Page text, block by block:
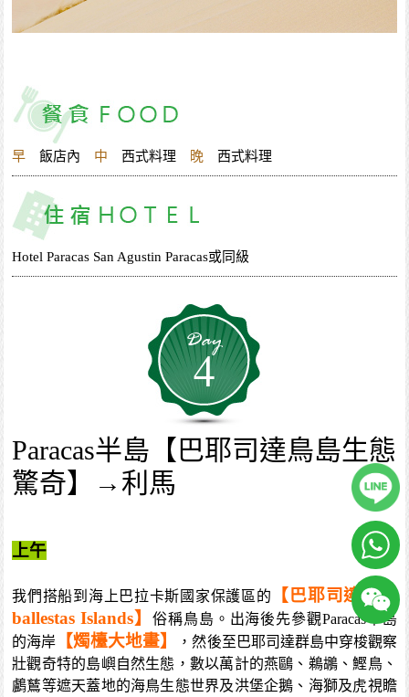
早 飯店內 中 西式料理 晚 西式料理
Hotel Paracas San Agustin Paracas或同級
4
Paracas半島【巴耶司達鳥島生態
驚奇】→利馬
上午
我們搭船到海上巴拉卡斯國家保護區的
【巴耶司達群島
ballestas Islands】
俗稱鳥島。出海後先參觀Paracas半島
的海岸
【燭檯大地畫】
，然後至巴耶司達群島中穿梭觀察
壯觀奇特的島嶼自然生態，數以萬計的燕鷗、鵜鶘、鰹鳥、
鸕鶿等遮天蓋地的海鳥生態世界及洪堡企鵝、海獅及虎視瞻